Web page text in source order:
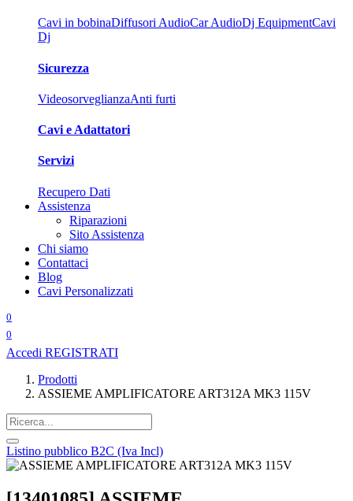
Cavi in bobinaDiffusori AudioCar AudioDj EquipmentCavi
Dj
Sicurezza
VideosorveglianzaAnti furti
Cavi e Adattatori
Servizi
Recupero Dati
Assistenza
Riparazioni
Sito Assistenza
Chi siamo
Contattaci
Blog
Cavi Personalizzati
0
0
Accedi REGISTRATI
Prodotti
ASSIEME AMPLIFICATORE ART312A MK3 115V
Listino pubblico B2C (Iva Incl)